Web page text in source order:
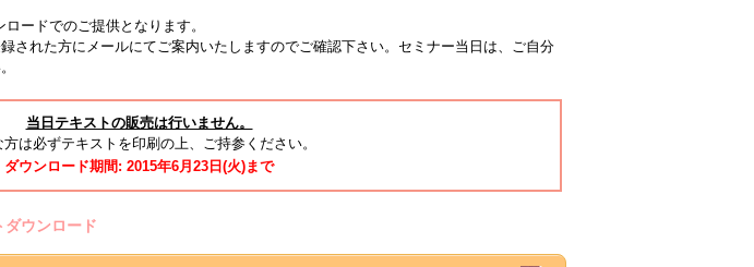
ードでのご提供となります。
された方にメールにてご案内いたしますのでご確認下さい。セミナー当日は、ご自分
当日テキストの販売は行いません。
方は必ずテキストを印刷の上、ご持参ください。
ダウンロード期間: 2015年6月23日(火)まで
ウンロード